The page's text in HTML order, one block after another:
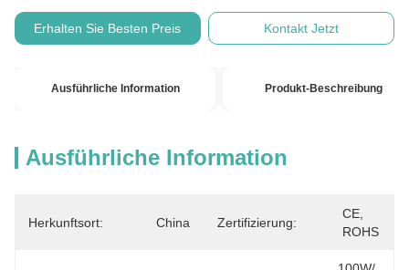
Erhalten Sie Besten Preis Kontakt Jetzt
Ausführliche Information Produkt-Beschreibung
Ausführliche Information
Herkunftsort: China Zertifizierung:
CE,
ROHS